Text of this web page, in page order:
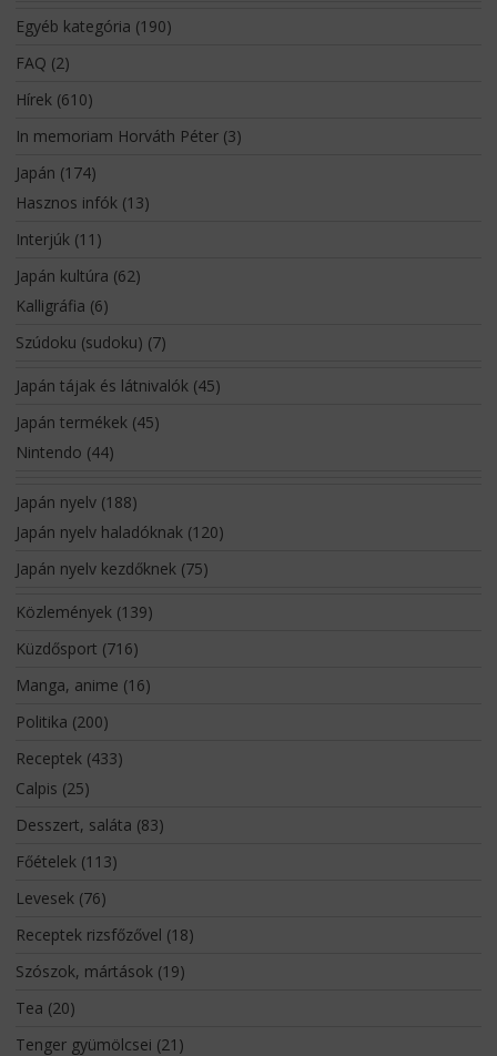
Egyéb kategória (190)
FAQ (2)
Hírek(610)
In memoriam Horváth Péter(3)
Japán (174)
Hasznos infók(13)
Interjúk(11)
Japán kultúra (62)
Kalligráfia (6)
Szúdoku (sudoku) (7)
Japán tájak és látnivalók(45)
Japán termékek(45)
Nintendo (44)
Japán nyelv(188)
Japán nyelv haladóknak(120)
Japán nyelv kezdőknek(75)
Közlemények(139)
Küzdősport (716)
Manga, anime (16)
Politika (200)
Receptek(433)
Calpis (25)
Desszert, saláta (83)
Főételek(113)
Levesek(76)
Receptek rizsfőzővel (18)
Szószok, mártások(19)
Tea (20)
Tenger gyümölcsei (21)